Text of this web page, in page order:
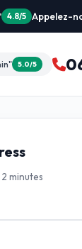
5.0/5 Appelez-
5.0/5
minutes